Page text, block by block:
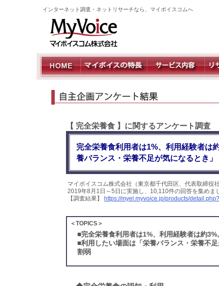
インターネット調査・ネットリサーチなら、マイボイスコムへ
【 完全栄養食 】に関するアンケート調査
完全栄養食利用者は1%、利用経験者は
養バランス・栄養不足が気になるとき
マイボイスコム株式会社（東京都千代田区、代表取締役
2019年8月1日～5日に実施し、10,110件の回答を集めま
【調査結果】
https://myel.myvoice.jp/products/
＜TOPICS＞
■完全栄養食利用者は1%、利用経験者は約
■利用したい場面は「栄養バランス・栄養不
割弱